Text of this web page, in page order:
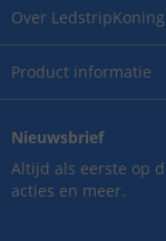
Over LedstripKoning
Product informatie
Nieuwsbrief
Altijd als eerste op
acties en meer.